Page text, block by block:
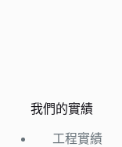
我們的實績
工程實績